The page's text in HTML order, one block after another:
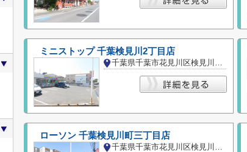
ミニストップ 千葉検見川2丁目店
千葉県千葉市花見川区検見川町２丁目
ローソン 千葉検見川町三丁目店
千葉県千葉市花見川区検見川町３丁目